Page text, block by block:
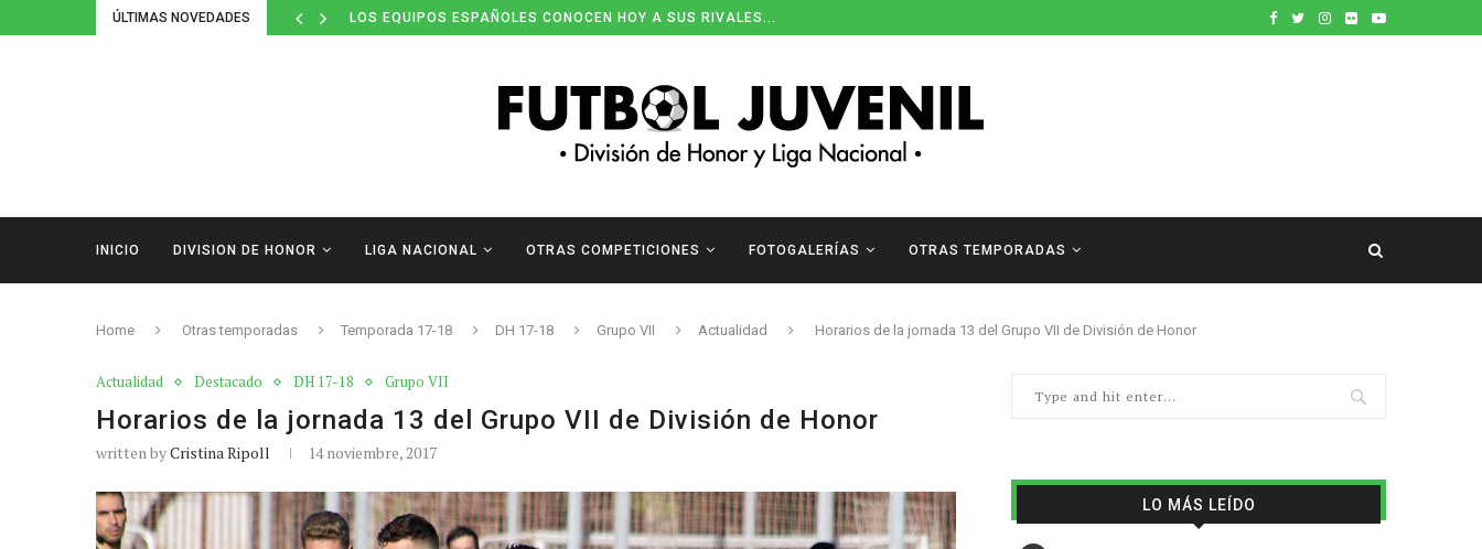
ÚLTIMAS NOVEDADES LOS EQUIPOS ESPAÑOLES CONOCEN HOY A SUS RIVALES...
INICIO DIVISION DE HONOR LIGA NACIONAL OTRAS COMPETICIONES FOTOGALERÍAS OTRAS TEMPORADAS
Home Otras temporadas Temporada 17-18 DH 17-18 Grupo VII Actualidad Horarios de la jornada 13 del Grupo VII de División de Honor
Actualidad Destacado DH 17-18 Grupo VII
Horarios de la jornada 13 del Grupo VII de División de Honor
written byCristina Ripoll 14 noviembre, 2017
LO MÁS LEÍDO